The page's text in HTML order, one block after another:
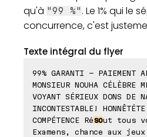
qu'à "99 %" . Le 1% qui le
concurrence, c'est
Texte intégral du flyer
99% GARANTI - PAIEMENT
MONSIEUR NOUHA CÉLÈBRE
VOYANT SÉRIEUX DONS DE
INCONTESTABLE!
COMPÉTENCE Résout tous
Examens, chance aux